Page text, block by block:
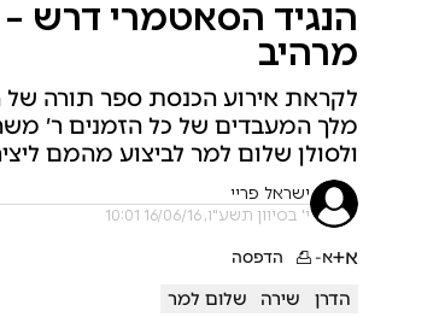
הנגיד הסאטמרי דרש
מרהיב
לקראת אירוע הכנסת ספר תורה של
מלך המעבדים של כל הזמנים ר׳
ולסולן שלום למר לביצוע מהמם
ישראל פריי
י' בסיוון תשע"ו, 16/06/16 10:01
א+א- הדפסה
הדרן שירה שלום למר